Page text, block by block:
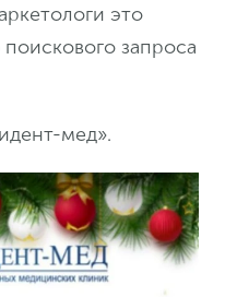
это
запроса
мед».